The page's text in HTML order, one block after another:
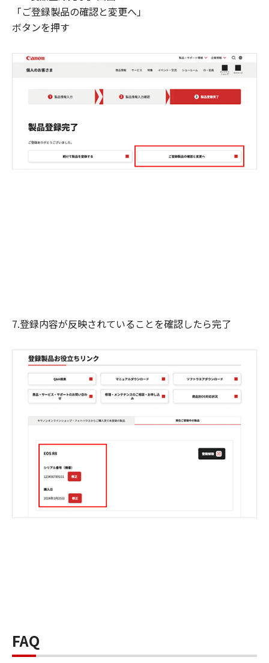
「ご登録製品の確認と変更へ」
ボタンを押す
7.登録内容が反映されていることを確認したら完了
FAQ